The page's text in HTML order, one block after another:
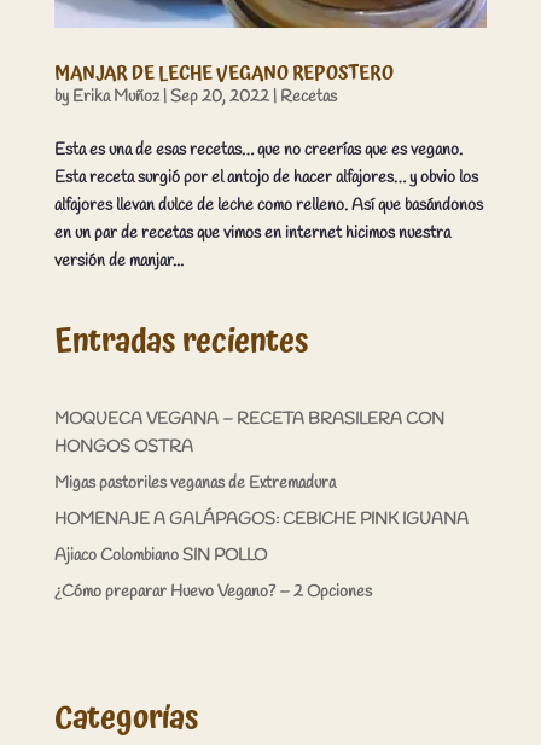
MANJAR DE LECHE VEGANO REPOSTERO
by Erika Muñoz|Sep 20, 2022| Recetas
Esta es una de esas recetas… que no creerías que es vegano.
Esta receta surgió por el antojo de hacer alfajores… y obvio los
alfajores llevan dulce de leche como relleno. Así que basándonos
en un par de recetas que vimos en internet hicimos nuestra
versión de manjar...
Entradas recientes
MOQUECA VEGANA – RECETA BRASILERA CON
HONGOS OSTRA
Migas pastoriles veganas de Extremadura
HOMENAJE A GALÁPAGOS: CEBICHE PINK IGUANA
Ajiaco Colombiano SIN POLLO
¿Cómo preparar Huevo Vegano? – 2 Opciones
Categorías